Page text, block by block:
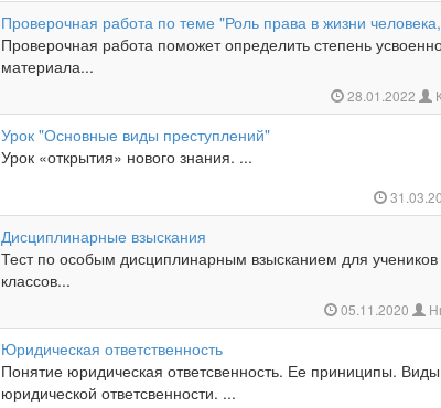
Проверочная работа по теме "Роль права в жизни
Проверочная работа поможет определить степень
материала...
28.01.2022
Урок "Основные виды преступлений"
Урок «открытия» нового знания. ...
Дисциплинарные взыскания
Тест по особым дисциплинарным взысканием для учеников
классов...
05.11.2020
Юридическая ответственность
Понятие юридическая ответсвенность. Ее приниципы. Виды
юридической ответсвенности. ...